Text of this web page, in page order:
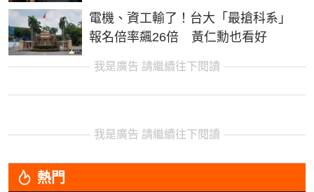
電機、資工輸了！台大「最搶科系」
報名倍率飆26倍 黃仁勳也看好
我是廣告 請繼續往下閱讀
我是廣告 請繼續往下閱讀
熱門